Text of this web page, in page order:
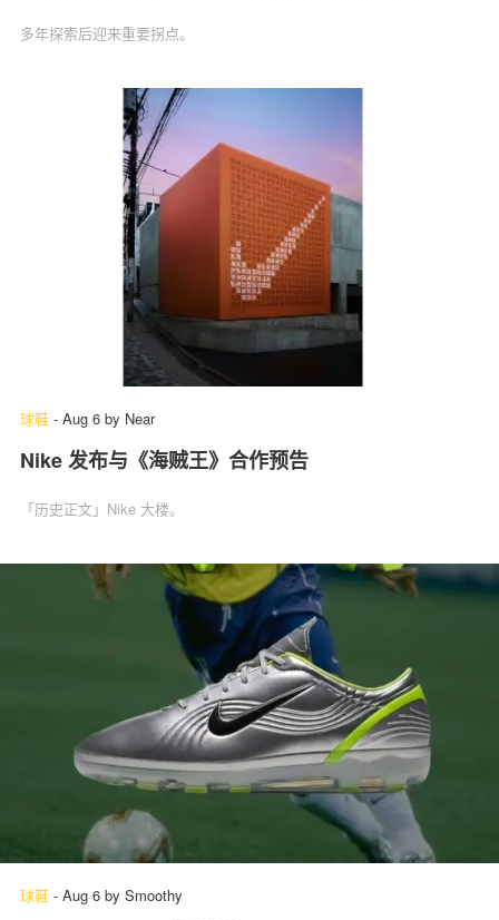
多年探索后迎来重要拐点。
球鞋 - Aug 6 by Near
Nike 发布与《海贼王》合作预告
「历史正文」Nike 大楼。
球鞋 - Aug 6 by Smoothy